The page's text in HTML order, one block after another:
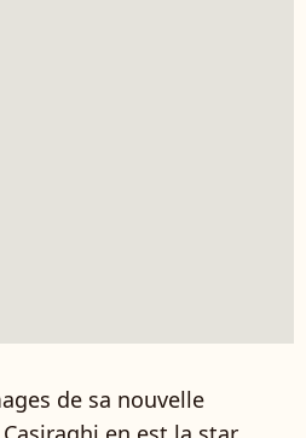
de sa nouvelle